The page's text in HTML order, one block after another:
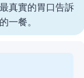
真實的胃口告訴
一餐。